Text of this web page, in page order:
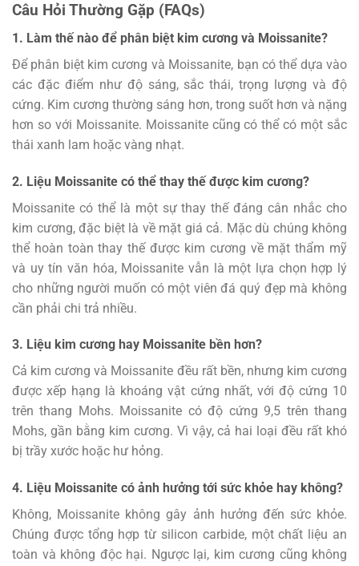
Câu Hỏi Thường Gặp (FAQs)
1. Làm thế nào để phân biệt kim cương và Moissanite?
Để phân biệt kim cương và Moissanite, bạn có thể dựa vào
các đặc điểm như độ sáng, sắc thái, trọng lượng và độ
cứng. Kim cương thường sáng hơn, trong suốt hơn và nặng
hơn so với Moissanite. Moissanite cũng có thể có một sắc
thái xanh lam hoặc vàng nhạt.
2. Liệu Moissanite có thể thay thế được kim cương?
Moissanite có thể là một sự thay thế đáng cân nhắc cho
kim cương, đặc biệt là về mặt giá cả. Mặc dù chúng không
thể hoàn toàn thay thế được kim cương về mặt thẩm mỹ
và uy tín văn hóa, Moissanite vẫn là một lựa chọn hợp lý
cho những người muốn có một viên đá quý đẹp mà không
cần phải chi trả nhiều.
3. Liệu kim cương hay Moissanite bền hơn?
Cả kim cương và Moissanite đều rất bền, nhưng kim cương
được xếp hạng là khoáng vật cứng nhất, với độ cứng 10
trên thang Mohs. Moissanite có độ cứng 9,5 trên thang
Mohs, gần bằng kim cương. Vì vậy, cả hai loại đều rất khó
bị trầy xước hoặc hư hỏng.
4. Liệu Moissanite có ảnh hưởng tới sức khỏe hay không?
Không, Moissanite không gây ảnh hưởng đến sức khỏe.
Chúng được tổng hợp từ silicon carbide, một chất liệu an
toàn và không độc hại. Ngược lại, kim cương cũng không